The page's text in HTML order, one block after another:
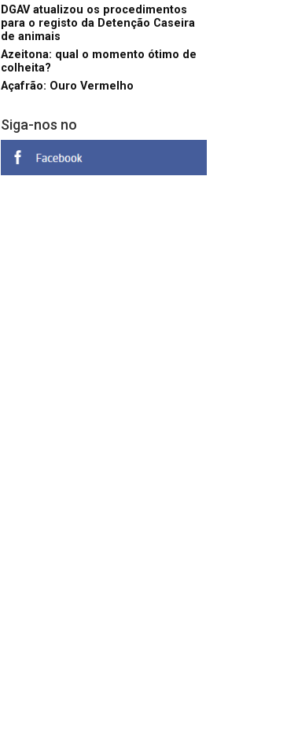
DGAV atualizou os procedimentos
para o registo da Detenção Caseira
de animais
Azeitona: qual o momento ótimo de
colheita?
Açafrão: Ouro Vermelho
Siga-nos no